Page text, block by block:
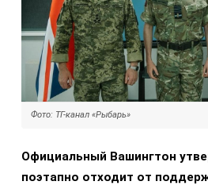
Фото: ТГ-канал «Рыбарь»
Официальный Вашингтон
поэтапно отходит от